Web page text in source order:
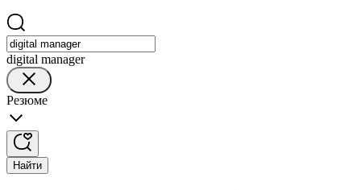
digital manager
Резюме
Найти